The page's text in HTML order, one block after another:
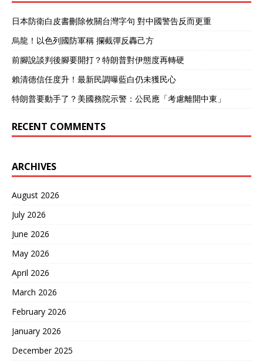
日本防衛白皮書刪除攸關台灣字句 對中國警告反而更重
烏龍！以色列國防軍稱 攔截彈反轟己方
前腳說談判後腳要開打？特朗普對伊態度再轉硬
賴清德信任度升！最新民調曝藍白仍未獲民心
特朗普要動手了？美國務院示警：公民應「考慮離開中東」
RECENT COMMENTS
ARCHIVES
August 2026
July 2026
June 2026
May 2026
April 2026
March 2026
February 2026
January 2026
December 2025